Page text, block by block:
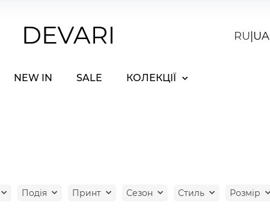
RU UA
NEW IN SALE КОЛЕКЦІЇ
Подія Принт Сезон Стиль Розмір